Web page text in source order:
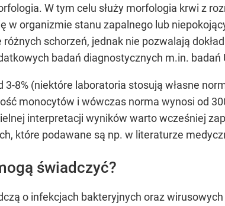
W tym celu służy morfologia krwi z
w organizmie stanu zapalnego lub
schorzeń, jednak nie pozwalają
badań diagnostycznych m.in. badań
8% (niektóre laboratoria stosują własne
monocytów i wówczas norma wynosi od
interpretacji wyników warto wcześniej
które podawane są np. w literaturze
świadczyć?
o infekcjach bakteryjnych oraz